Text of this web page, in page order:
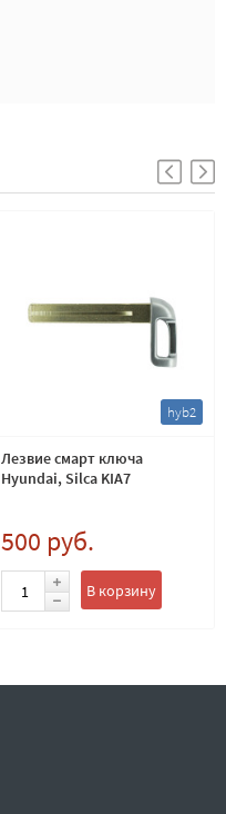
hyb2
Лезвие смарт ключа
Hyundai, Silca KIA7
500 руб.
В корзину